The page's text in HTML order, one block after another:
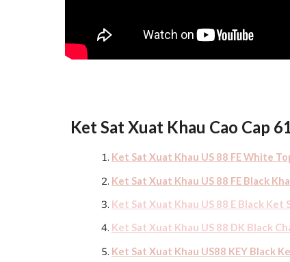
Ket Sat Xuat Khau Cao Cap
Ket Sat Xuat Khau US 88 FE White
Ket Sat Xuat Khau US 88 FE Black
Ket Sat Xuat Khau US 88 E Black Ket
Ket Sat Xuat Khau US 88 DK Black
Ket Sat Xuat Khau US88 KEY Black